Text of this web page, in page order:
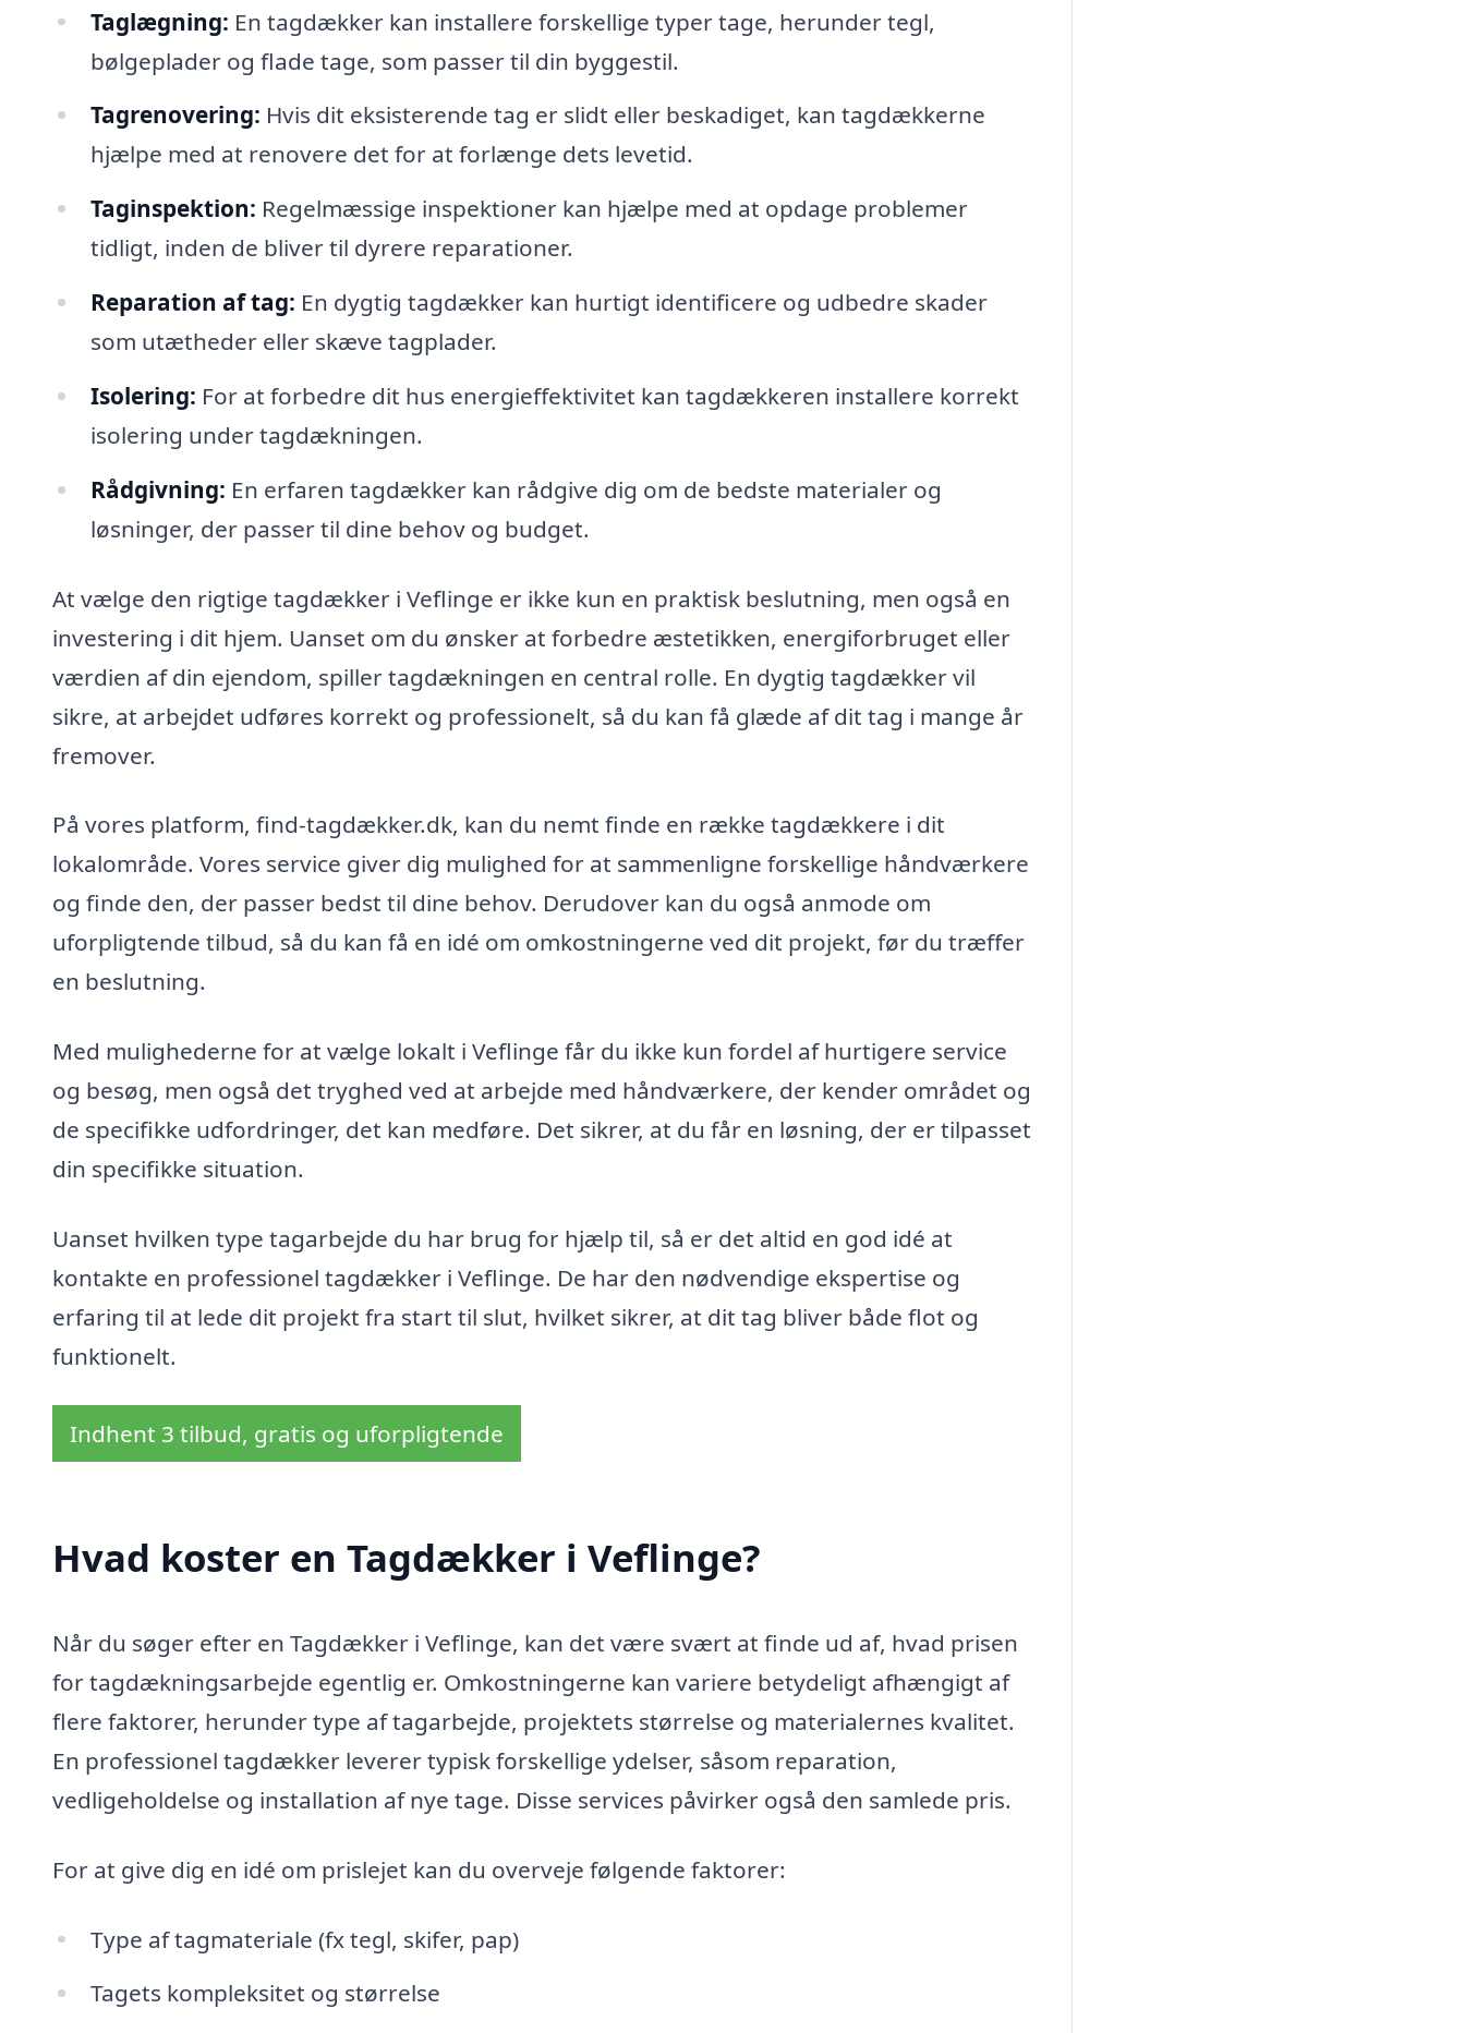
Taglægning: En tagdækker kan installere forskellige typer tage, herunder tegl,
bølgeplader og flade tage, som passer til din byggestil.
Tagrenovering: Hvis dit eksisterende tag er slidt eller beskadiget, kan tagdækkerne
hjælpe med at renovere det for at forlænge dets levetid.
Taginspektion: Regelmæssige inspektioner kan hjælpe med at opdage problemer
tidligt, inden de bliver til dyrere reparationer.
Reparation af tag: En dygtig tagdækker kan hurtigt identificere og udbedre skader
som utætheder eller skæve tagplader.
Isolering: For at forbedre dit hus energieffektivitet kan tagdækkeren installere korrekt
isolering under tagdækningen.
Rådgivning: En erfaren tagdækker kan rådgive dig om de bedste materialer og
løsninger, der passer til dine behov og budget.
At vælge den rigtige tagdækker i Veflinge er ikke kun en praktisk beslutning, men også en
investering i dit hjem. Uanset om du ønsker at forbedre æstetikken, energiforbruget eller
værdien af din ejendom, spiller tagdækningen en central rolle. En dygtig tagdækker vil
sikre, at arbejdet udføres korrekt og professionelt, så du kan få glæde af dit tag i mange år
fremover.
På vores platform, find-tagdækker.dk, kan du nemt finde en række tagdækkere i dit
lokalområde. Vores service giver dig mulighed for at sammenligne forskellige håndværkere
og finde den, der passer bedst til dine behov. Derudover kan du også anmode om
uforpligtende tilbud, så du kan få en idé om omkostningerne ved dit projekt, før du træffer
en beslutning.
Med mulighederne for at vælge lokalt i Veflinge får du ikke kun fordel af hurtigere service
og besøg, men også det tryghed ved at arbejde med håndværkere, der kender området og
de specifikke udfordringer, det kan medføre. Det sikrer, at du får en løsning, der er tilpasset
din specifikke situation.
Uanset hvilken type tagarbejde du har brug for hjælp til, så er det altid en god idé at
kontakte en professionel tagdækker i Veflinge. De har den nødvendige ekspertise og
erfaring til at lede dit projekt fra start til slut, hvilket sikrer, at dit tag bliver både flot og
funktionelt.
Indhent 3 tilbud, gratis og uforpligtende
Hvad koster en Tagdækker i Veflinge?
Når du søger efter en Tagdækker i Veflinge, kan det være svært at finde ud af, hvad prisen
for tagdækningsarbejde egentlig er. Omkostningerne kan variere betydeligt afhængigt af
flere faktorer, herunder type af tagarbejde, projektets størrelse og materialernes kvalitet.
En professionel tagdækker leverer typisk forskellige ydelser, såsom reparation,
vedligeholdelse og installation af nye tage. Disse services påvirker også den samlede pris.
For at give dig en idé om prislejet kan du overveje følgende faktorer:
Type af tagmateriale (fx tegl, skifer, pap)
Tagets kompleksitet og størrelse